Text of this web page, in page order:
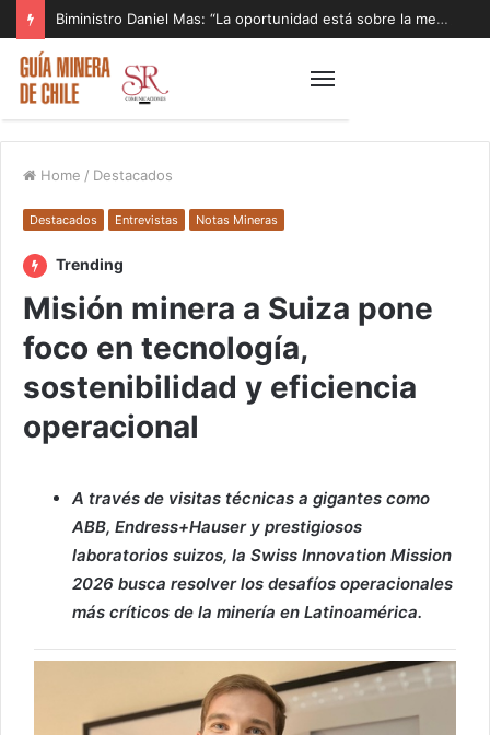
Biministro Daniel Mas: “La oportunidad está sobre la mesa y tenemos que aprovecharla”
Home / Destacados
Destacados Entrevistas Notas Mineras
Trending
Misión minera a Suiza pone
foco en tecnología,
sostenibilidad y eficiencia
operacional
A través de visitas técnicas a gigantes como
ABB, Endress+Hauser y prestigiosos
laboratorios suizos, la Swiss Innovation Mission
2026 busca resolver los desafíos operacionales
más críticos de la minería en Latinoamérica.